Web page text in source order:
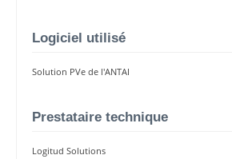
Logiciel utilisé
Solution PVe de l'ANTAI
Prestataire technique
Logitud Solutions